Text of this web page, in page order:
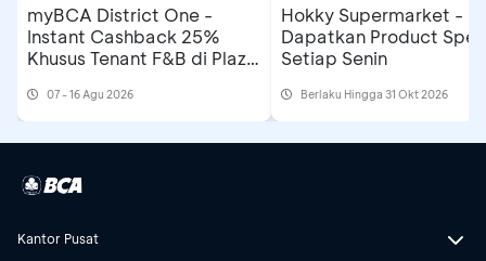
myBCA District One -
Instant Cashback 25%
Khusus Tenant F&B di Plaza
07 - 16 Agu 2026
Hokky Supermarket -
Dapatkan Product
Setiap Senin
Berlaku Hingga 31 Okt 2026
Kantor Pusat